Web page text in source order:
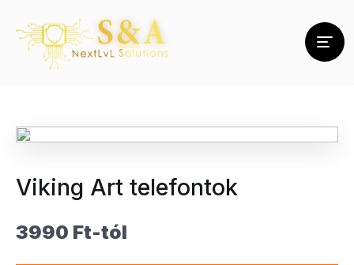
Viking Art telefontok
3990 Ft-tól